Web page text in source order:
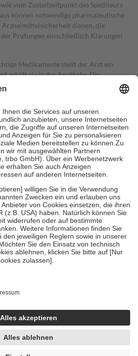
vom Zustellzeitpunkt des Spediteurs
können notwendige pharmazeutische
Arzneimittelsicherheit dienen, die
Prüfungen einschließlich Klärungen
Medikamente stellt der Arzt ein
erhält sie in der Apotheke. Die
übernimmt in der Regel die
trägt einen Teil davon als Zuzahlung
Zuzahlungen in Höhe von zehn
mindestens jedochfünf Euround
jedoch nie mehr als die tatsächlichen
auch für Online-Apotheken.
Krankenpflege beträgt die
Kosten sowie zehn Euro je
für ihre eigene Gesundheit zu
Stellung der Familie zu unterstützen,
an bei:
bis zum vollendeten 18. Lebensjahr
und Früherkennung, die von der
Trusted Shops hat Maßnahmen
dass es sich um echte Bewertungen
findest du hier:
hc/de/articles/4419944605341